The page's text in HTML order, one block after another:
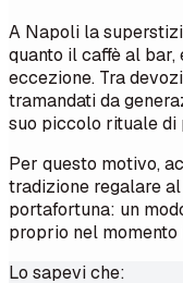
A Napoli la
quanto il caffè al
eccezione. Tra
tramandati da
suo piccolo rituale di
Per questo motivo,
tradizione regalare
portafortuna: un
proprio nel
Lo sapevi che: